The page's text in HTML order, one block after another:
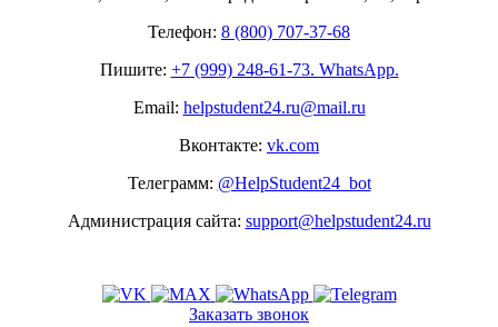
Телефон: 8 (800) 707-37-68
Пишите: +7 (999) 248-61-73. WhatsApp.
Email: helpstudent24.ru@mail.ru
Вконтакте: vk.com
Телеграмм: @HelpStudent24_bot
Администрация сайта: support@helpstudent24.ru
Заказать звонок